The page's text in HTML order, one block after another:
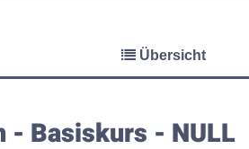
Übersicht
- Basiskurs - NULL